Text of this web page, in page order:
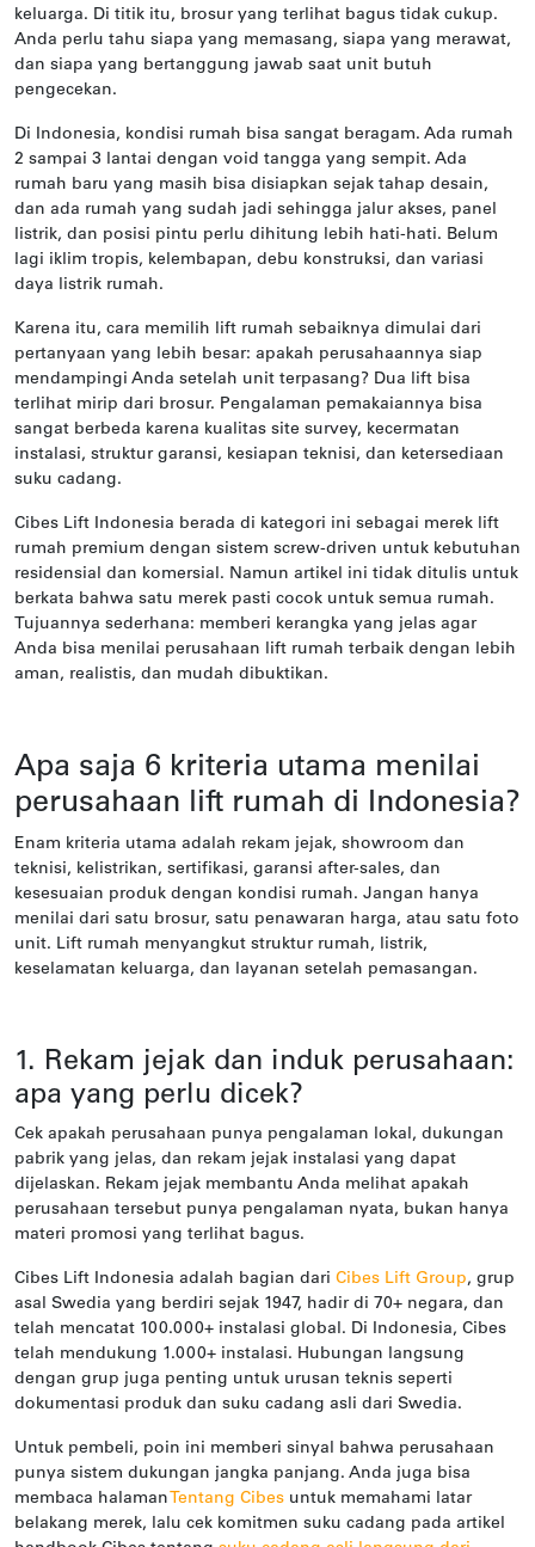
keluarga. Di titik itu, brosur yang terlihat bagus tidak cukup.
Anda perlu tahu siapa yang memasang, siapa yang merawat,
dan siapa yang bertanggung jawab saat unit butuh
pengecekan.
Di Indonesia, kondisi rumah bisa sangat beragam. Ada rumah
2 sampai 3 lantai dengan void tangga yang sempit. Ada
rumah baru yang masih bisa disiapkan sejak tahap desain,
dan ada rumah yang sudah jadi sehingga jalur akses, panel
listrik, dan posisi pintu perlu dihitung lebih hati-hati. Belum
lagi iklim tropis, kelembapan, debu konstruksi, dan variasi
daya listrik rumah.
Karena itu, cara memilih lift rumah sebaiknya dimulai dari
pertanyaan yang lebih besar: apakah perusahaannya siap
mendampingi Anda setelah unit terpasang? Dua lift bisa
terlihat mirip dari brosur. Pengalaman pemakaiannya bisa
sangat berbeda karena kualitas site survey, kecermatan
instalasi, struktur garansi, kesiapan teknisi, dan ketersediaan
suku cadang.
Cibes Lift Indonesia berada di kategori ini sebagai merek lift
rumah premium dengan sistem screw-driven untuk kebutuhan
residensial dan komersial. Namun artikel ini tidak ditulis untuk
berkata bahwa satu merek pasti cocok untuk semua rumah.
Tujuannya sederhana: memberi kerangka yang jelas agar
Anda bisa menilai perusahaan lift rumah terbaik dengan lebih
aman, realistis, dan mudah dibuktikan.
Apa saja 6 kriteria utama menilai
perusahaan lift rumah di Indonesia?
Enam kriteria utama adalah rekam jejak, showroom dan
teknisi, kelistrikan, sertifikasi, garansi after-sales, dan
kesesuaian produk dengan kondisi rumah. Jangan hanya
menilai dari satu brosur, satu penawaran harga, atau satu foto
unit. Lift rumah menyangkut struktur rumah, listrik,
keselamatan keluarga, dan layanan setelah pemasangan.
1. Rekam jejak dan induk perusahaan:
apa yang perlu dicek?
Cek apakah perusahaan punya pengalaman lokal, dukungan
pabrik yang jelas, dan rekam jejak instalasi yang dapat
dijelaskan. Rekam jejak membantu Anda melihat apakah
perusahaan tersebut punya pengalaman nyata, bukan hanya
materi promosi yang terlihat bagus.
Cibes Lift Indonesia adalah bagian dari Cibes Lift Group, grup
asal Swedia yang berdiri sejak 1947, hadir di 70+ negara, dan
telah mencatat 100.000+ instalasi global. Di Indonesia, Cibes
telah mendukung 1.000+ instalasi. Hubungan langsung
dengan grup juga penting untuk urusan teknis seperti
dokumentasi produk dan suku cadang asli dari Swedia.
Untuk pembeli, poin ini memberi sinyal bahwa perusahaan
punya sistem dukungan jangka panjang. Anda juga bisa
membaca halaman
Tentang Cibes untuk memahami latar
belakang merek, lalu cek komitmen suku cadang pada artikel